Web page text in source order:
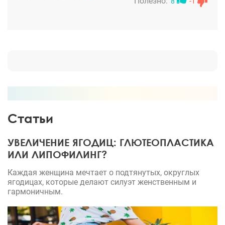
Успешная операция и комфортное пребывание на
начните с такого вот преображения ))))
Статьи
УВЕЛИЧЕНИЕ ЯГОДИЦ: ГЛЮТЕОПЛАСТИКА
ИЛИ ЛИПОФИЛИНГ?
Каждая женщина мечтает о подтянутых, округлых
ягодицах, которые делают силуэт женственным и
гармоничным.